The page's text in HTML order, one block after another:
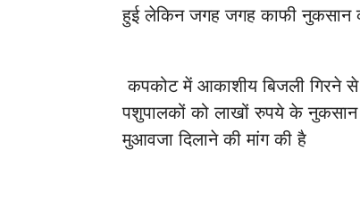
हुई लेकिन जगह जगह काफी नुकसान
कपकोट में आकाशीय बिजली गिरने
पशुपालकों को लाखों रुपये के नुकसान
मुआवजा दिलाने की मांग की है